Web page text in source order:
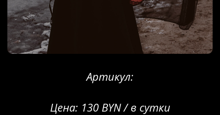
Артикул:
Цена: 130 BYN / в сутки